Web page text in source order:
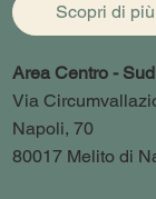
Scopri di
Area Centro - Sud
Via
Napoli, 70
80017 Melito di